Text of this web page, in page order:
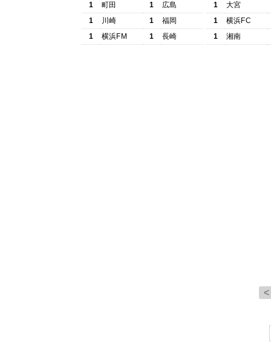
1
町田 1
広島
1
川崎 1
福岡
1
横浜FM 1 長崎
1
大宮
1
横浜FC
1
湘南